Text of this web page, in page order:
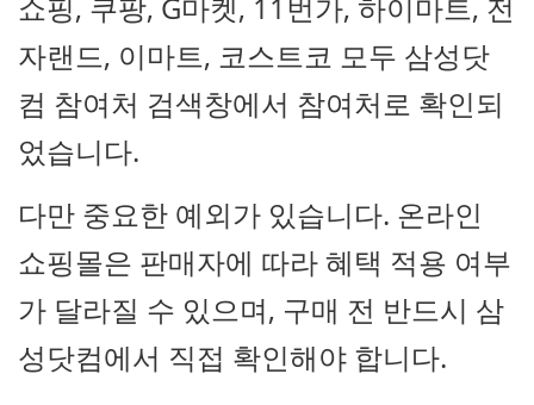
자랜드, 이마트, 코스트코 모두 삼성닷
컴 참여처 검색창에서 참여처로 확인되
었습니다.
다만 중요한 예외가 있습니다. 온라인
쇼핑몰은 판매자에 따라 혜택 적용 여부
가 달라질 수 있으며, 구매 전 반드시 삼
성닷컴에서 직접 확인해야 합니다.